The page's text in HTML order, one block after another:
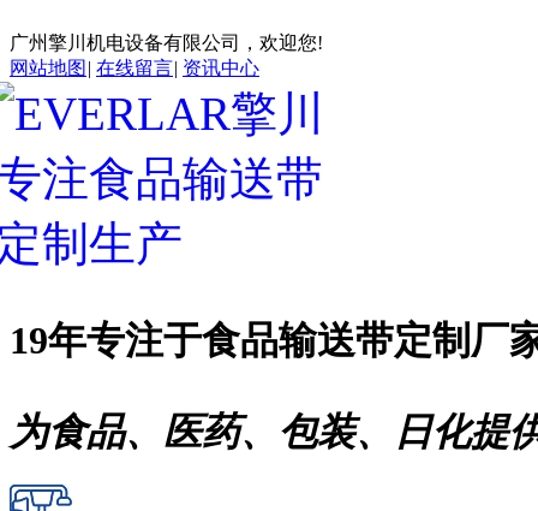
广州擎川机电设备有限公司，欢迎您!
网站地图 | 在线留言| 资讯中心
19年专注于食品输送带定制厂
为食品、医药、包装、日化提